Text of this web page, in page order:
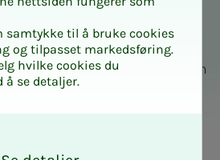
Vårt tilbud av kurs,
holder deg oppdatert,
juridiske utfordringer. Vi er din
samtykke til å bruke cookies
og tilpasset markedsføring.
hvilke cookies du
å se detaljer.